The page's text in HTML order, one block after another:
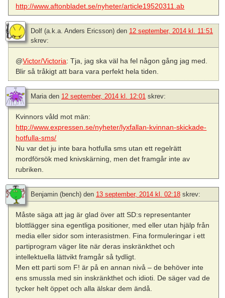
http://www.aftonbladet.se/nyheter/article19520311.ab
Dolf (a.k.a. Anders Ericsson) den 12 september, 2014 kl. 11:51
skrev:
@Victor/Victoria: Tja, jag ska väl ha fel någon gång jag med.
Blir så tråkigt att bara vara perfekt hela tiden.
Maria den 12 september, 2014 kl. 12:01 skrev:
Kvinnors våld mot män:
http://www.expressen.se/nyheter/lyxfallan-kvinnan-skickade-
hotfulla-sms/
Nu var det ju inte bara hotfulla sms utan ett regelrätt
mordförsök med knivskärning, men det framgår inte av
rubriken.
Benjamin (bench) den 13 september, 2014 kl. 02:18 skrev:
Måste säga att jag är glad över att SD:s representanter
blottlägger sina egentliga positioner, med eller utan hjälp från
media eller sidor som interasistmen. Fina formuleringar i ett
partiprogram väger lite när deras inskränkthet och
intellektuella lättvikt framgår så tydligt.
Men ett parti som F! är på en annan nivå – de behöver inte
ens smussla med sin inskränkthet och idioti. De säger vad de
tycker helt öppet och alla älskar dem ändå.